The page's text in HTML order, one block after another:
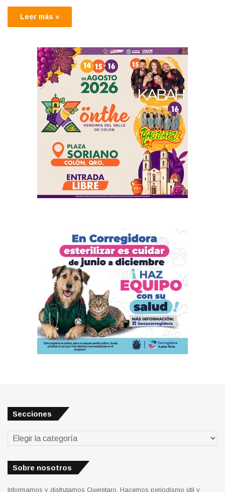
Leer más »
Secciones
Secciones
Sobre nosotros
Informamos y disfrutamos Querétaro. Hacemos periodismo útil y